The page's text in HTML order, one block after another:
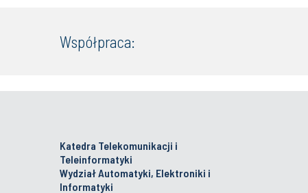
Współpraca:
Katedra Telekomunikacji i
Teleinformatyki
Wydział Automatyki, Elektroniki i
Informatyki